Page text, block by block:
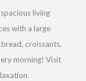
living
with a large
croissants,
morning! Visit